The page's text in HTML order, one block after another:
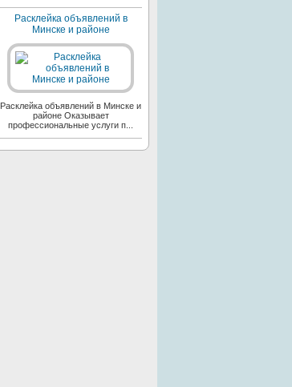
Расклейка объявлений в
Минске и районе
Расклейка объявлений в Минске и
районе Оказывает
профессиональные услуги п...